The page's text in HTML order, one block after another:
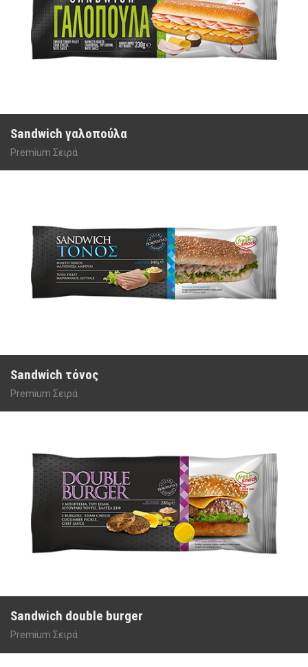
Sandwich γαλοπούλα
Premium Σειρά
Sandwich τόνος
Premium Σειρά
Sandwich double burger
Premium Σειρά